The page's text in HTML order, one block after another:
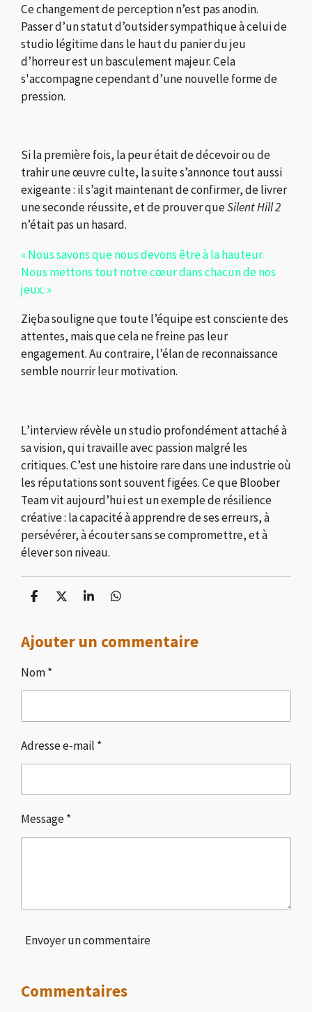
Ce changement de perception n’est pas anodin.
Passer d’un statut d’outsider sympathique à celui de
studio légitime dans le haut du panier du jeu
d’horreur est un basculement majeur. Cela
s'accompagne cependant d’une nouvelle forme de
pression.
Si la première fois, la peur était de décevoir ou de
trahir une œuvre culte, la suite s’annonce tout aussi
exigeante : il s’agit maintenant de confirmer, de livrer
une seconde réussite, et de prouver queSilent Hill 2
n’était pas un hasard.
« Nous savons que nous devons être à la hauteur.
Nous mettons tout notre cœur dans chacun de nos
jeux. »
Zięba souligne que toute l’équipe est consciente des
attentes, mais que cela ne freine pas leur
engagement. Au contraire, l’élan de reconnaissance
semble nourrir leur motivation.
L’interview révèle un studio profondément attaché à
sa vision, qui travaille avec passion malgré les
critiques. C’est une histoire rare dans une industrie où
les réputations sont souvent figées. Ce que Bloober
Team vit aujourd’hui est un exemple de résilience
créative : la capacité à apprendre de ses erreurs, à
persévérer, à écouter sans se compromettre, et à
élever son niveau.
P
t
a
e
r
P
t
a
r
P
t
a
r
P
t
a
r
Ajouter un commentaire
Nom *
Adresse e-mail *
Message *
Envoyer un commentaire
Commentaires